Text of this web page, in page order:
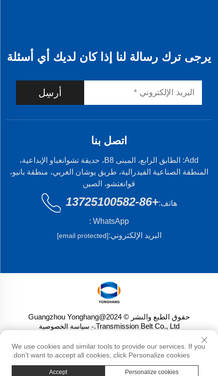
يرجى ترك رسالة لنا إذا كان لديك أي أسئلة
أرسِل
اتصل بنا
Add: الطابق الرابع، المبنى B8، حديقة تشوانغباو الإبداعية،
المنطقة الصناعية الفيدرالية، طريق يوشان الغربي، منطقة بانيو،
قوانغتشو، الصين
هاتف:+86-13725100582
WhatsApp :
البريد الإلكتروني:[email protected]
حقوق الطبع والنشر © 2024@Guangzhou Yonghang
Transmission Belt Co., Ltd. - سياسة الخصوصية
We use cookies and similar tools to provide our services. If you
don't want to accept all cookies, click Personalize cookies.
Personalize cookies
Accept